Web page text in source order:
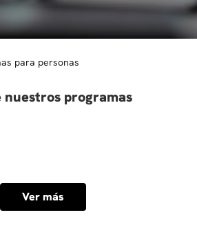
para personas
nuestros programas
Ver más